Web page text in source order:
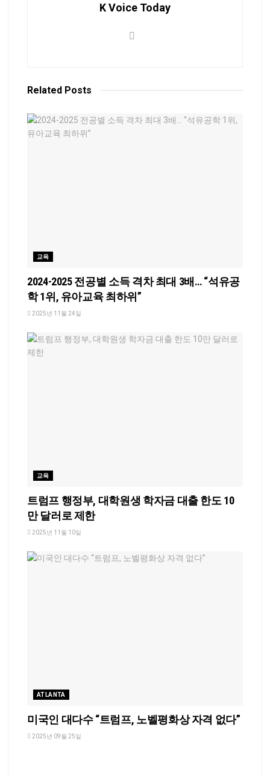
K Voice Today
Related Posts
교육
2024-2025 전공별 소득 격차 최대 3배… “석유공
학 1위, 유아교육 최하위”
2025년 11월 24일
교육
트럼프 행정부, 대학원생 학자금 대출 한도 10
만 달러로 제한
2025년 11월 10일
ATLANTA
미국인 대다수 “트럼프, 노벨평화상 자격 없다”
2025년 09월 25일